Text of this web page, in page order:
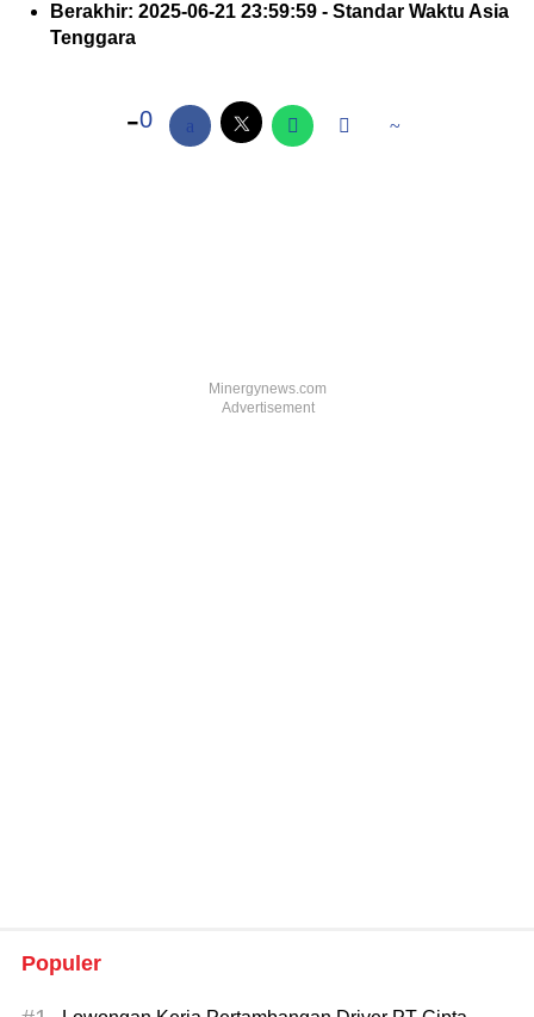
Berakhir: 2025-06-21 23:59:59 - Standar Waktu Asia
Tenggara
0
Populer